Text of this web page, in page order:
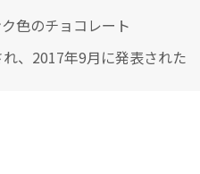
色のチョコレート
、2017年9月に発表された